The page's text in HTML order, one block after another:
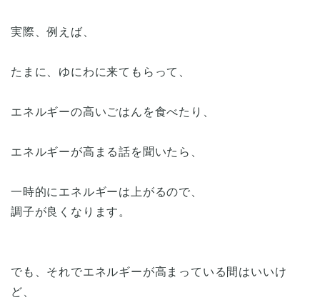
実際、例えば、
たまに、ゆにわに来てもらって、
エネルギーの高いごはんを食べたり、
エネルギーが高まる話を聞いたら、
一時的にエネルギーは上がるので、
調子が良くなります。
でも、それでエネルギーが高まっている間はいいけ
ど、